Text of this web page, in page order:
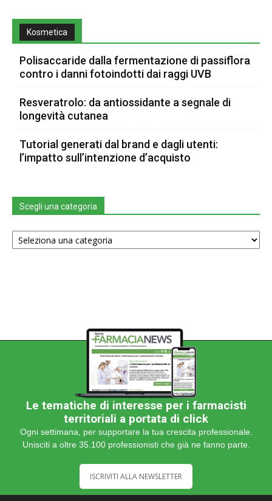
Kosmetica
Polisaccaride dalla fermentazione di passiflora
contro i danni fotoindotti dai raggi UVB
Resveratrolo: da antiossidante a segnale di
longevità cutanea
Tutorial generati dal brand e dagli utenti:
l’impatto sull’intenzione d’acquisto
Scegli una categoria
Scegli
una
Le tematiche di interesse per i farmacisti
territoriali a portata di click
Ogni settimana, per supportare la tua crescita professionale.
Unisciti a oltre 35.100 professionisti che già ne fanno parte.
ISCRIVITI ALLA NEWSLETTER